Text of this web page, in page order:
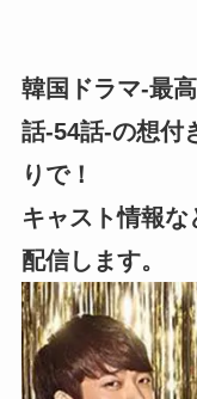
韓国ドラマ-最
話-54話-の想付
りで！
キャスト情報
配信します。